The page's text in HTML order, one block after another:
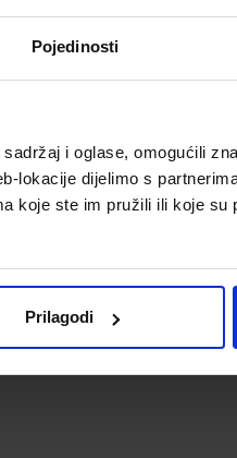
Pojedinosti
i oglase, omogućili
lokacije dijelimo s
koje ste im pružili ili koje su
Prilagodi
plastifikacija sa mirisnim i
u narudžbi